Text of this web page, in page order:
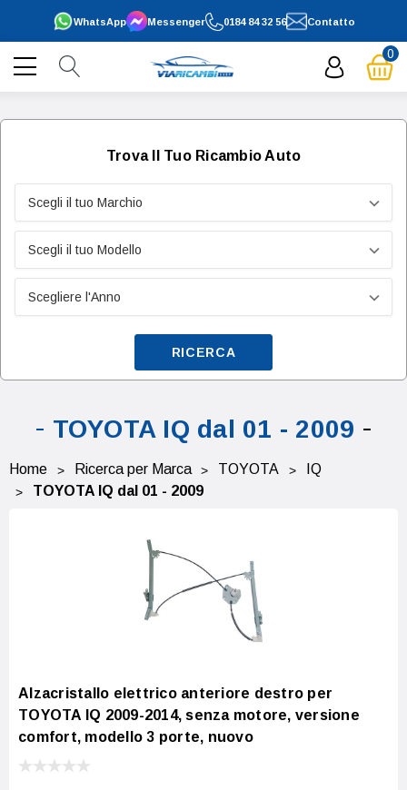
0184 84 32 56
WhatsApp Contatto
Messenger
0
Trova Il Tuo Ricambio Auto
RICERCA
TOYOTA IQ dal 01 - 2009
Home Ricerca per Marca TOYOTA
IQ
TOYOTA IQ dal 01 - 2009
Alzacristallo elettrico anteriore destro per
TOYOTA IQ 2009-2014, senza motore, versione
comfort, modello 3 porte, nuovo